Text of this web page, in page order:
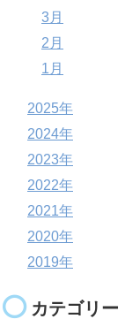
3月
2月
1月
2025年
2024年
2023年
2022年
2021年
2020年
2019年
カテゴリー